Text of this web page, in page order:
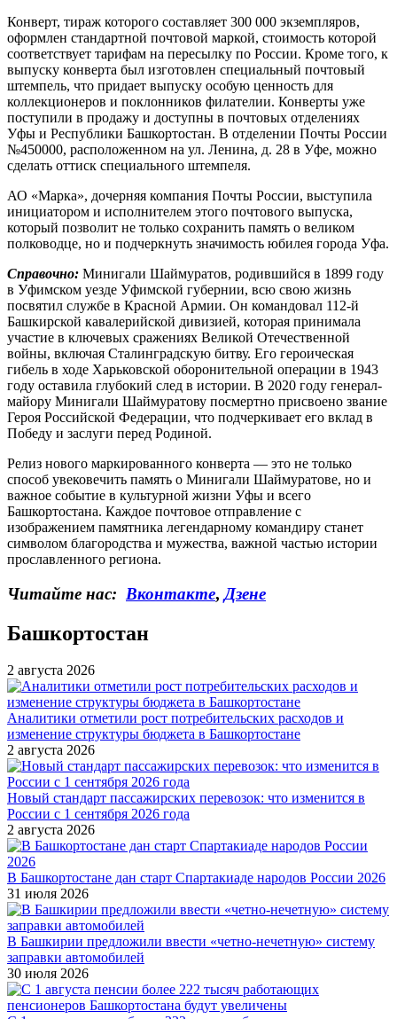
Конверт, тираж которого составляет 300 000 экземпляров,
оформлен стандартной почтовой маркой, стоимость которой
соответствует тарифам на пересылку по России. Кроме того, к
выпуску конверта был изготовлен специальный почтовый
штемпель, что придает выпуску особую ценность для
коллекционеров и поклонников филателии. Конверты уже
поступили в продажу и доступны в почтовых отделениях
Уфы и Республики Башкортостан. В отделении Почты России
№450000, расположенном на ул. Ленина, д. 28 в Уфе, можно
сделать оттиск специального штемпеля.
АО «Марка», дочерняя компания Почты России, выступила
инициатором и исполнителем этого почтового выпуска,
который позволит не только сохранить память о великом
полководце, но и подчеркнуть значимость юбилея города Уфа.
Справочно: Минигали Шаймуратов, родившийся в 1899 году
в Уфимском уезде Уфимской губернии, всю свою жизнь
посвятил службе в Красной Армии. Он командовал 112-й
Башкирской кавалерийской дивизией, которая принимала
участие в ключевых сражениях Великой Отечественной
войны, включая Сталинградскую битву. Его героическая
гибель в ходе Харьковской оборонительной операции в 1943
году оставила глубокий след в истории. В 2020 году генерал-
майору Минигали Шаймуратову посмертно присвоено звание
Героя Российской Федерации, что подчеркивает его вклад в
Победу и заслуги перед Родиной.
Релиз нового маркированного конверта — это не только
способ увековечить память о Минигали Шаймуратове, но и
важное событие в культурной жизни Уфы и всего
Башкортостана. Каждое почтовое отправление с
изображением памятника легендарному командиру станет
символом благородства и мужества, важной частью истории
прославленного региона.
Читайте нас: Вконтакте, Дзене
Башкортостан
2 августа 2026
Аналитики отметили рост потребительских расходов и
изменение структуры бюджета в Башкортостане
2 августа 2026
Новый стандарт пассажирских перевозок: что изменится в
России с 1 сентября 2026 года
2 августа 2026
В Башкортостане дан старт Спартакиаде народов России 2026
31 июля 2026
В Башкирии предложили ввести «четно-нечетную» систему
заправки автомобилей
30 июля 2026